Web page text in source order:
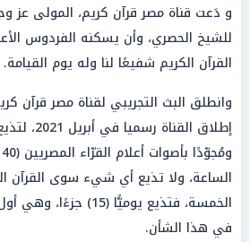
و دَعت قناة مصر قرآن كريم، المولى عز
للشيخ الحصري، وأن يسكنه الفردوس
القرآن الكريم شفيعًا لنا وله يوم القيامة.
إطلاق
الساعة، ولا تذيع أي شيء سوى القرآن
الخمسة، فتذيع يوميًّا
في هذا الشأن.